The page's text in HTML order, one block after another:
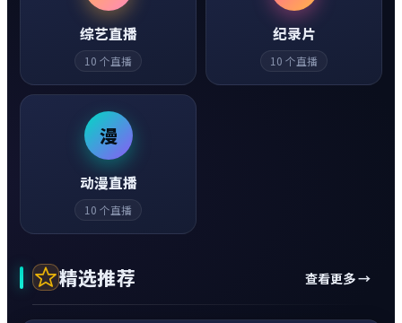
综艺直播
10 个直播
纪录片
10 个直播
漫
动漫直播
10 个直播
精选推荐 查看更多 →
动作